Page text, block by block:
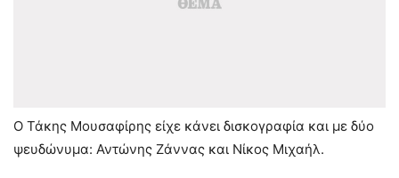
Ο Τάκης Μουσαφίρης είχε κάνει δισκογραφία και με δύο
ψευδώνυμα: Αντώνης Ζάννας και Νίκος Μιχαήλ.